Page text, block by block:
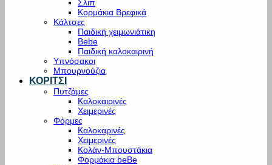
Σλιπ
Κορμάκια Βρεφικά
Κάλτσες
Παιδική χειμωνιάτικη
Bebe
Παιδική καλοκαιρινή
Υπνόσακοι
Μπουρνούζια
ΚΟΡΙΤΣΙ
Πυτζάμες
Καλοκαιρινές
Χειμερινές
Φόρμες
Καλοκαρινές
Χειμερινές
Κολάν-Μπουστάκια
Φορμάκια beBe